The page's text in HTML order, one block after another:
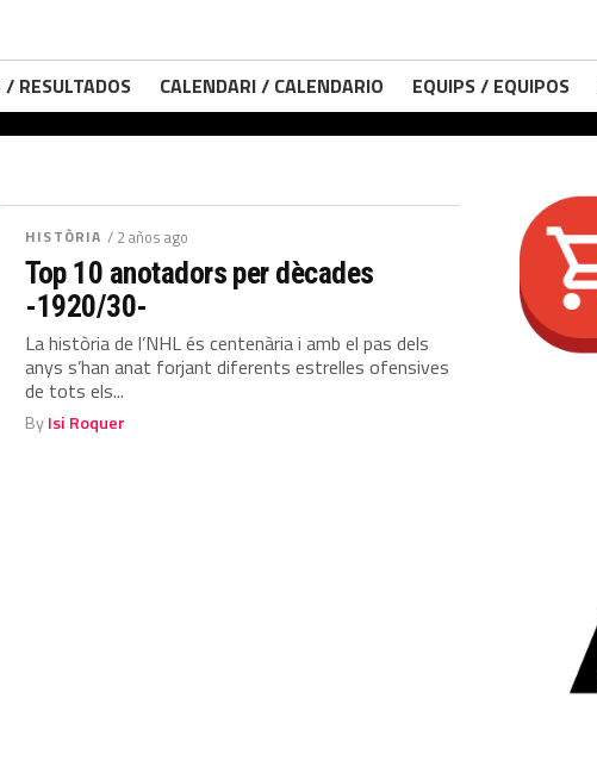
/ RESULTADOS CALENDARI / CALENDARIO EQUIPS / EQUIPOS
HISTÒRIA / 2 años ago
Top 10 anotadors per dècades
-1920/30-
La història de l’NHL és centenària i amb el pas dels
anys s’han anat forjant diferents estrelles ofensives
de tots els...
ByIsi Roquer